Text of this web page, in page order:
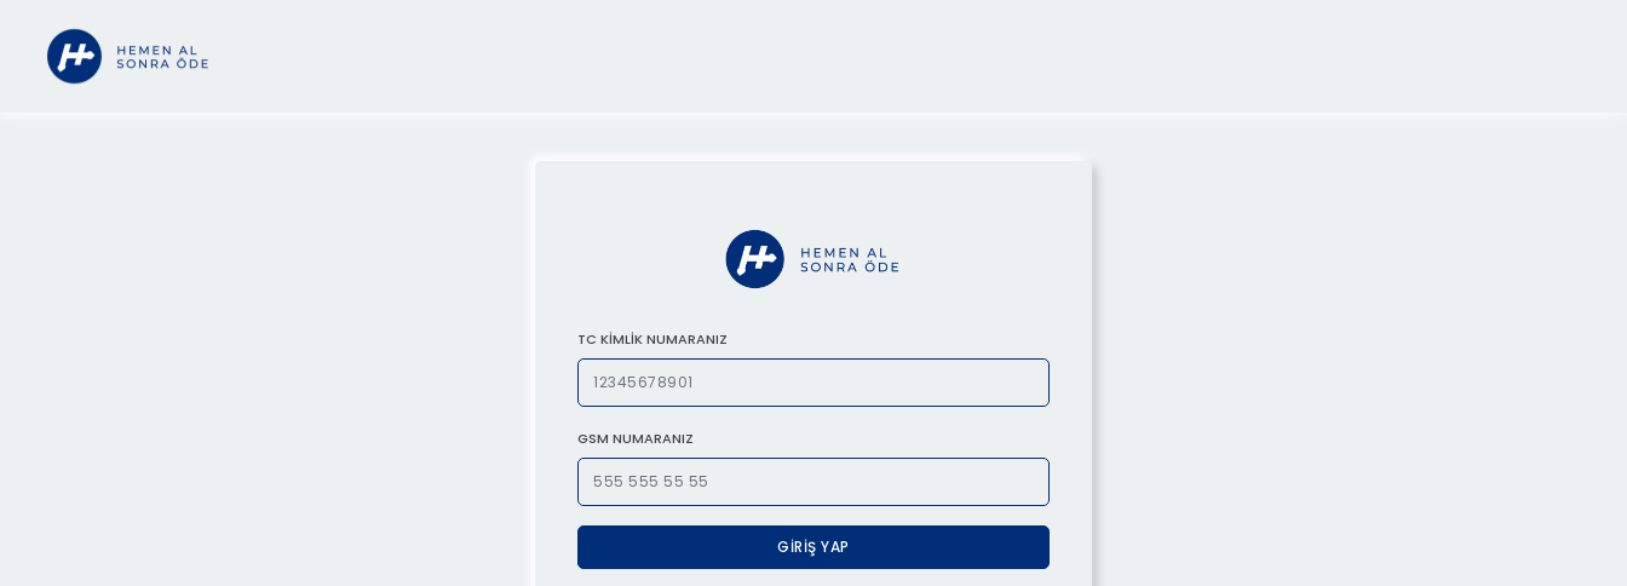
TC KIMLIK NUMARANIZ
GSM NUMARANIZ
GIRIŞ YAP